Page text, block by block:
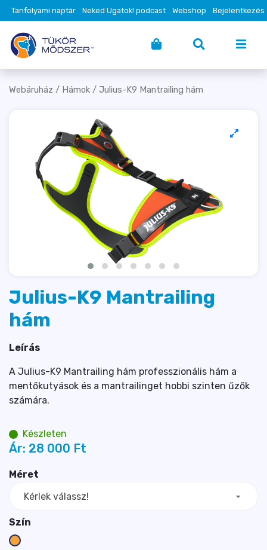
Tanfolyami naptár Neked Ugatok! podcast Webshop Bejelentkezés
Webáruház / Hámok / Julius-K9 Mantrailing hám
Julius-K9 Mantrailing
hám
Leírás
A Julius-K9 Mantrailing hám professzionális hám a
mentőkutyások és a mantrailinget hobbi szinten űzők
számára.
Készleten
Ár: 28 000 Ft
Méret
Kérlek válassz!
Szín